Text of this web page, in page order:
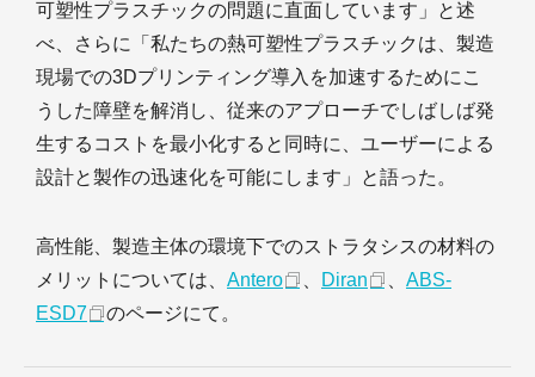
可塑性プラスチックの問題に直面しています」と述
べ、さらに「私たちの熱可塑性プラスチックは、製造
現場での3Dプリンティング導入を加速するためにこ
うした障壁を解消し、従来のアプローチでしばしば発
生するコストを最小化すると同時に、ユーザーによる
設計と製作の迅速化を可能にします」と語った。
高性能、製造主体の環境下でのストラタシスの材料の
メリットについては、 Antero Diran
ABS-
ESD7
のページにて。